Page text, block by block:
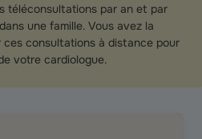
téléconsultations par an et par
une famille. Vous avez la
ces consultations à distance pour
votre cardiologue.